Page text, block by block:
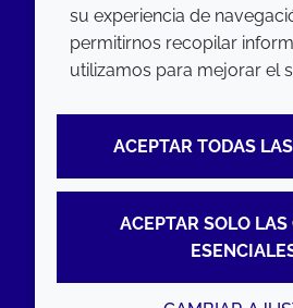
EMPRESA
Annual Report
Sustainability Report
Croda.com
su experiencia de
permitirnos recopilar
utilizamos para mejorar el
ACEPTAR TODAS
ACEPTAR SOLO LAS